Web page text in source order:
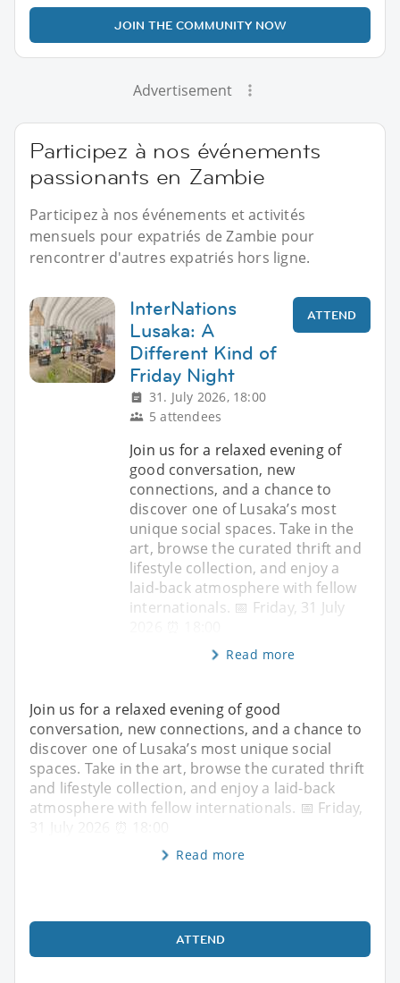
JOIN THE COMMUNITY NOW
Advertisement
Participez à nos événements
passionants en Zambie
Participez à nos événements et activités
mensuels pour expatriés de Zambie pour
rencontrer d'autres expatriés hors ligne.
InterNations
Lusaka: A
Different Kind of
Friday Night
31. July 2026, 18:00
5 attendees
ATTEND
Join us for a relaxed evening of
good conversation, new
connections, and a chance to
discover one of Lusaka’s most
unique social spaces. Take in the
art, browse the curated thrift and
lifestyle collection, and enjoy a
laid-back atmosphere with fellow
internationals. 📅 Friday, 31 July
Read more
Join us for a relaxed evening of good
conversation, new connections, and a chance to
discover one of Lusaka’s most unique social
spaces. Take in the art, browse the curated thrift
and lifestyle collection, and enjoy a laid-back
atmosphere with fellow internationals. 📅 Friday,
31 July 2026 ⏰ 18:00
Read more
ATTEND